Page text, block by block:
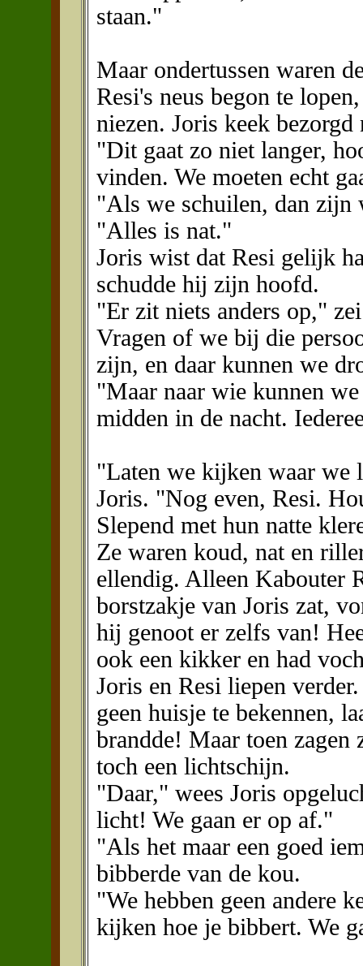
staan."
Maar ondertussen waren
Resi's neus begon te
niezen. Joris keek bezorgd
"Dit gaat zo niet langer,
vinden. We moeten echt
"Als we schuilen, dan zijn
"Alles is nat."
Joris wist dat Resi gelijk
schudde hij zijn hoofd.
"Er zit niets anders op,"
Vragen of we bij die
zijn, en daar kunnen we
"Maar naar wie kunnen
midden in de nacht.
"Laten we kijken waar we
Joris. "Nog even, Resi.
Slepend met hun natte
Ze waren koud, nat en
ellendig. Alleen Kabouter
borstzakje van Joris zat,
hij genoot er zelfs van!
ook een kikker en had
Joris en Resi liepen
geen huisje te bekennen,
brandde! Maar toen zagen
toch een lichtschijn.
"Daar," wees Joris
licht! We gaan er op af."
"Als het maar een goed
bibberde van de kou.
"We hebben geen andere
kijken hoe je bibbert. We